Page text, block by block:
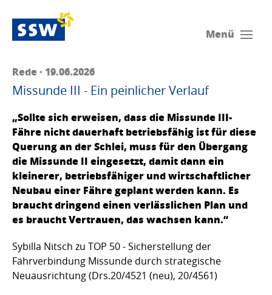
Menü
Rede · 19.06.2026
Missunde III - Ein peinlicher Verlauf
„Sollte sich erweisen, dass die Missunde III-
Fähre nicht dauerhaft betriebsfähig ist für diese
Querung an der Schlei, muss für den Übergang
die Missunde II eingesetzt, damit dann ein
kleinerer, betriebsfähiger und wirtschaftlicher
Neubau einer Fähre geplant werden kann. Es
braucht dringend einen verlässlichen Plan und
es braucht Vertrauen, das wachsen kann.“
Sybilla Nitsch zu TOP 50 - Sicherstellung der
Fährverbindung Missunde durch strategische
Neuausrichtung (Drs.20/4521 (neu), 20/4561)